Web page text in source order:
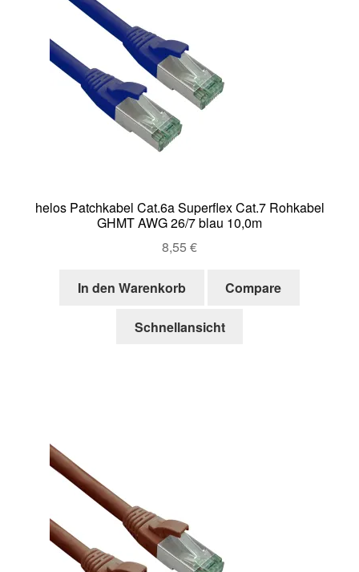
helos Patchkabel Cat.6a Superflex Cat.7 Rohkabel
GHMT AWG 26/7 blau 10,0m
8,55 €
In den Warenkorb Compare
Schnellansicht